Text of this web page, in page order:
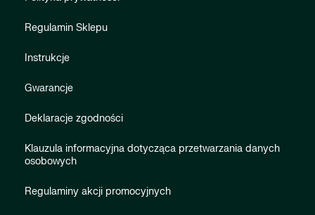
Regulamin Sklepu
Instrukcje
Gwarancje
Deklaracje zgodności
Klauzula informacyjna dotycząca przetwarzania danych
osobowych
Regulaminy akcji promocyjnych